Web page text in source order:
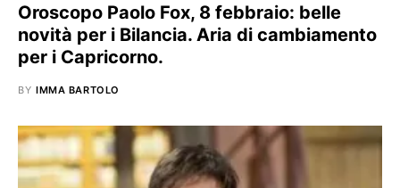
Oroscopo Paolo Fox, 8 febbraio: belle
novità per i Bilancia. Aria di cambiamento
per i Capricorno.
BY IMMA BARTOLO